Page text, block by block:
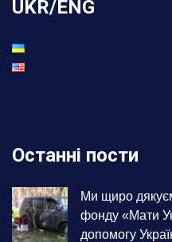
UKR/ENG
Останні пости
Ми щиро
фонду «Мати
допомогу